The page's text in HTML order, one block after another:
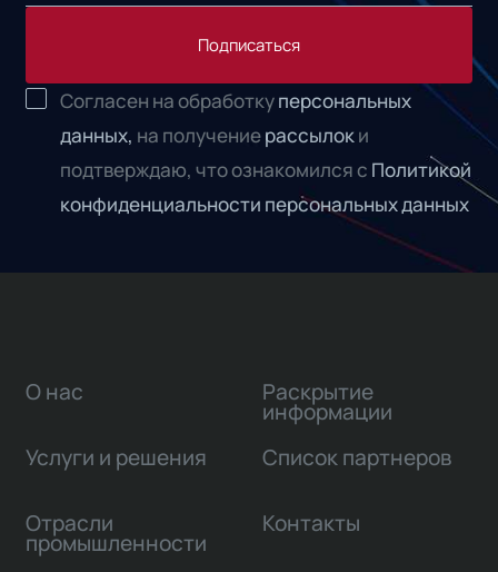
Подписаться
Согласен на обработкуперсональных
данных, на получениерассылоки
подтверждаю, что ознакомился с Политикой
конфиденциальности персональных данных
О нас
Услуги и решения
Отрасли
промышленности
Раскрытие
информации
Список партнеров
Контакты